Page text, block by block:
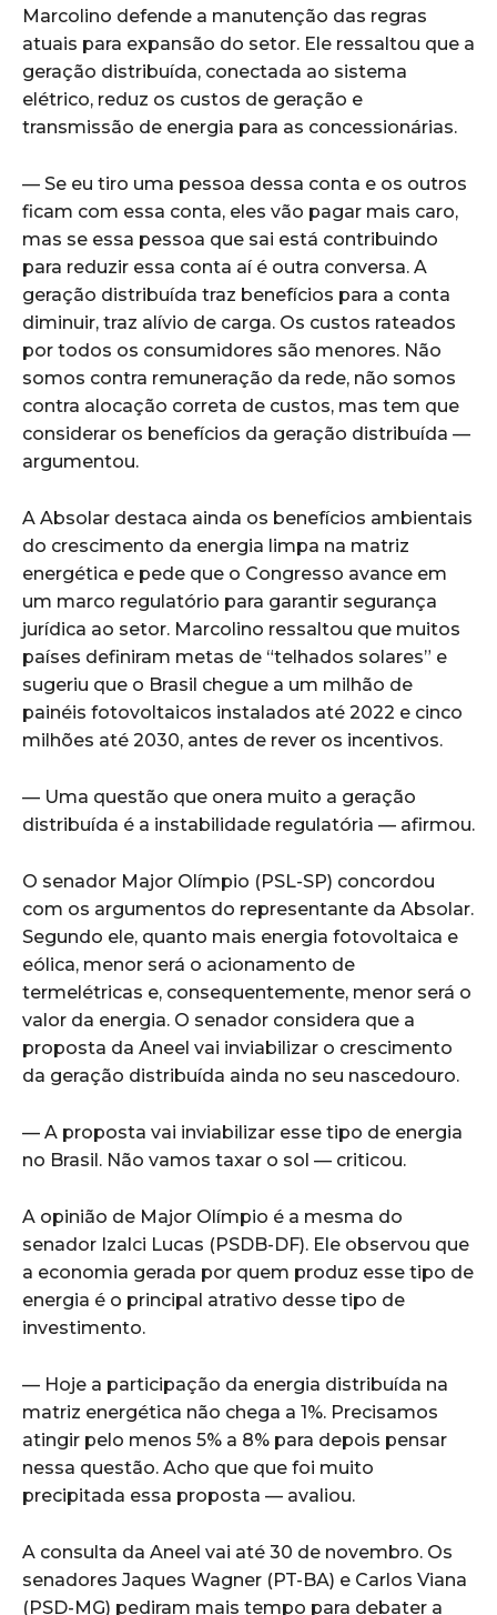
Marcolino defende a manutenção das regras
atuais para expansão do setor. Ele ressaltou que a
geração distribuída, conectada ao sistema
elétrico, reduz os custos de geração e
transmissão de energia para as concessionárias.
— Se eu tiro uma pessoa dessa conta e os outros
ficam com essa conta, eles vão pagar mais caro,
mas se essa pessoa que sai está contribuindo
para reduzir essa conta aí é outra conversa. A
geração distribuída traz benefícios para a conta
diminuir, traz alívio de carga. Os custos rateados
por todos os consumidores são menores. Não
somos contra remuneração da rede, não somos
contra alocação correta de custos, mas tem que
considerar os benefícios da geração distribuída —
argumentou.
A Absolar destaca ainda os benefícios ambientais
do crescimento da energia limpa na matriz
energética e pede que o Congresso avance em
um marco regulatório para garantir segurança
jurídica ao setor. Marcolino ressaltou que muitos
países definiram metas de “telhados solares” e
sugeriu que o Brasil chegue a um milhão de
painéis fotovoltaicos instalados até 2022 e cinco
milhões até 2030, antes de rever os incentivos.
— Uma questão que onera muito a geração
distribuída é a instabilidade regulatória — afirmou.
O senador Major Olímpio (PSL-SP) concordou
com os argumentos do representante da Absolar.
Segundo ele, quanto mais energia fotovoltaica e
eólica, menor será o acionamento de
termelétricas e, consequentemente, menor será o
valor da energia. O senador considera que a
proposta da Aneel vai inviabilizar o crescimento
da geração distribuída ainda no seu nascedouro.
— A proposta vai inviabilizar esse tipo de energia
no Brasil. Não vamos taxar o sol — criticou.
A opinião de Major Olímpio é a mesma do
senador Izalci Lucas (PSDB-DF). Ele observou que
a economia gerada por quem produz esse tipo de
energia é o principal atrativo desse tipo de
investimento.
— Hoje a participação da energia distribuída na
matriz energética não chega a 1%. Precisamos
atingir pelo menos 5% a 8% para depois pensar
nessa questão. Acho que que foi muito
precipitada essa proposta — avaliou.
A consulta da Aneel vai até 30 de novembro. Os
senadores Jaques Wagner (PT-BA) e Carlos Viana
(PSD-MG) pediram mais tempo para debater a